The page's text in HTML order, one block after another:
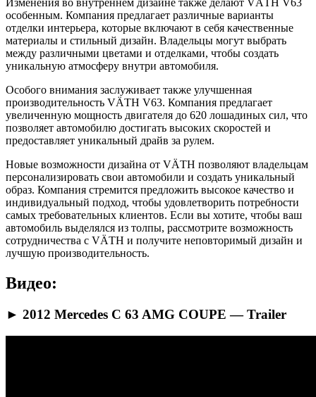
Изменения во внутреннем дизайне также делают VÄTH V63
особенным. Компания предлагает различные варианты
отделки интерьера, которые включают в себя качественные
материалы и стильный дизайн. Владельцы могут выбрать
между различными цветами и отделками, чтобы создать
уникальную атмосферу внутри автомобиля.
Особого внимания заслуживает также улучшенная
производительность VÄTH V63. Компания предлагает
увеличенную мощность двигателя до 620 лошадиных сил, что
позволяет автомобилю достигать высоких скоростей и
предоставляет уникальный драйв за рулем.
Новые возможности дизайна от VÄTH позволяют владельцам
персонализировать свои автомобили и создать уникальный
образ. Компания стремится предложить высокое качество и
индивидуальный подход, чтобы удовлетворить потребности
самых требовательных клиентов. Если вы хотите, чтобы ваш
автомобиль выделялся из толпы, рассмотрите возможность
сотрудничества с VÄTH и получите неповторимый дизайн и
лучшую производительность.
Видео:
► 2012 Mercedes C 63 AMG COUPE — Trailer